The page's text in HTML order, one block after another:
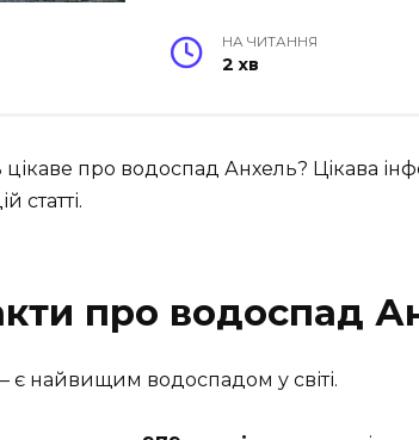
НА ЧИТАННЯ
2 хв
про водоспад Анхель? Цікава
статті.
про водоспад
є найвищим водоспадом у світі.